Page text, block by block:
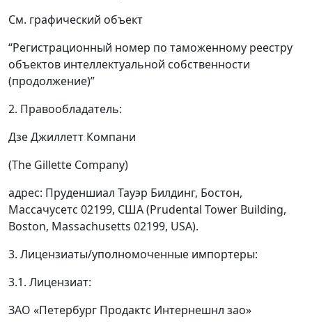
См. графический объект
“Регистрационный номер по таможенному реестру
объектов интеллектуальной собственности
(продолжение)”
2. Правообладатель:
Дзе Джиллетт Компани
(The Gillette Company)
адрес: Пруденшиал Тауэр Билдинг, Бостон,
Массачусетс 02199, США (Prudental Tower Building,
Boston, Massachusetts 02199, USA).
3. Лицензиаты/уполномоченные импортеры:
3.1. Лицензиат:
ЗАО «Петербург Продактс Интернешнл зао»